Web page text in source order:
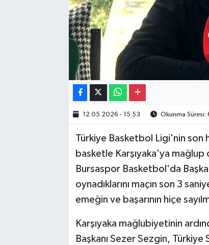
12.05.2026 - 15:53 Okunma Süresi:
Türkiye Basketbol Ligi'nin son
basketle Karşıyaka'ya mağlup
Bursaspor Basketbol'da
oynadıklarını maçın son 3
emeğin ve başarının hiçe
Karşıyaka mağlubiyetinin
Başkanı Sezer Sezgin,